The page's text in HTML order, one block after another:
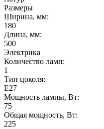
Размеры
Ширина, мм:
180
Длина, мм:
500
Электрика
Количество ламп:
1
Тип цоколя:
E27
Мощность лампы, Вт:
75
Общая мощность, Вт:
225